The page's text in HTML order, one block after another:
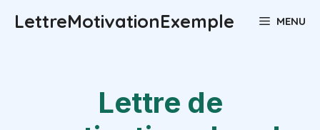
LettreMotivationExemple MENU
Lettre de